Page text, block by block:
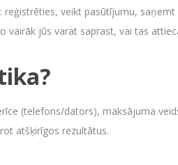
veikt pasūtījumu,
vairāk jūs varat saprast, vai tas
(telefons/dators), maksājuma
atšķirīgos rezultātus.